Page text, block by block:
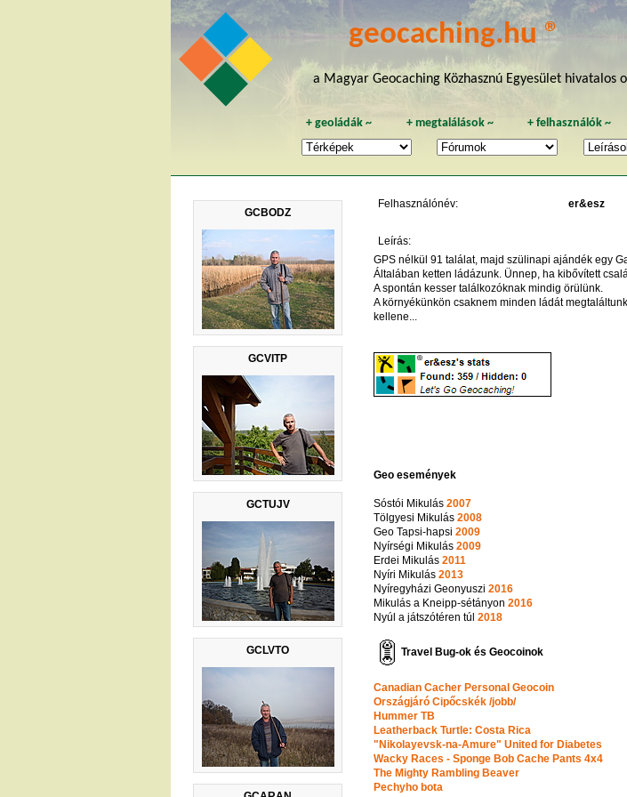
geocaching.hu ®
a Magyar Geocaching Közhasznú Egyesület hivatalos
+geoládák ~ + megtalálások~ +felhasználók ~
GCBODZ
GCVITP
GCTUJV
GCLVTO
Felhasználónév: er&esz
Leírás:
GPS nélkül 91 találat, majd szülinapi ajándék egy
Általában ketten ládázunk. Ünnep, ha kibővített
A spontán kesser találkozóknak mindig örülünk.
A környékünkön csaknem minden ládát
kellene...
Geo események
Sóstói Mikulás2007
Tölgyesi Mikulás2008
Geo Tapsi-hapsi2009
Nyírségi Mikulás2009
Erdei Mikulás2011
Nyíri Mikulás2013
Nyíregyházi Geonyuszi2016
Mikulás a Kneipp-sétányon2016
Nyúl a játszótéren túl2018
Travel Bug-ok és Geocoinok
Canadian Cacher Personal Geocoin
Országjáró Cipőcskék /jobb/
Hummer TB
Leatherback Turtle: Costa Rica
"Nikolayevsk-na-Amure" United for Diabetes
Wacky Races - Sponge Bob Cache Pants 4x4
The Mighty Rambling Beaver
Pechyho bota